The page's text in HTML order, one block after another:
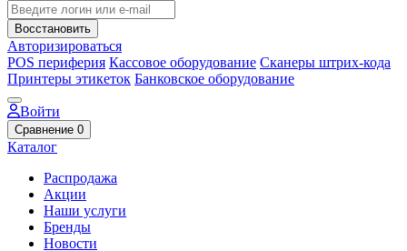
Восстановить
Авторизироваться
POS периферия Кассовое оборудование Сканеры штрих-кода
Принтеры этикеток Банковское оборудование
Войти
Сравнение 0
Каталог
Распродажа
Акции
Наши услуги
Бренды
Новости